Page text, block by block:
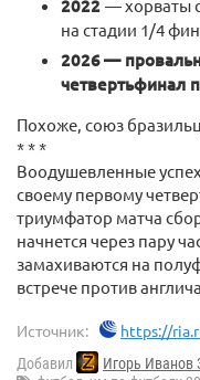
2022 — хорваты
на стадии 1/4
2026—
четвертьфинал
Похоже, союз
* * *
Воодушевленные
своему первому
триумфатор матча
начнется через пару
замахиваются на
встрече против
Источник: https://
Добавил Игорь Иванов